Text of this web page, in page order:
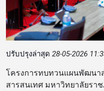
ปรับปรุงล่าสุด 28-05-2026
โครงการทบทวนแผนพัฒนา
สารสนเทศ มหาวิทยาลัยรา